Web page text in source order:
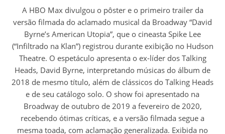
A HBO Max divulgou o pôster e o primeiro trailer da
versão filmada do aclamado musical da Broadway “David
Byrne’s American Utopia”, que o cineasta Spike Lee
(“Infiltrado na Klan”) registrou durante exibição no Hudson
Theatre. O espetáculo apresenta o ex-líder dos Talking
Heads, David Byrne, interpretando músicas do álbum de
2018 de mesmo título, além de clássicos do Talking Heads
e de seu catálogo solo. O show foi apresentado na
Broadway de outubro de 2019 a fevereiro de 2020,
recebendo ótimas críticas, e a versão filmada segue a
mesma toada, com aclamação generalizada. Exibida no